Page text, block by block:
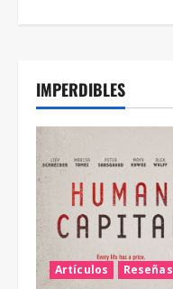
IMPERDIBLES
Artículos Reseñas